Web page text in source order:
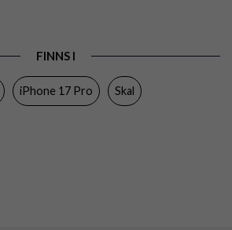
Genomskinlig, Orange
FINNS I
iPhone 17 Pro Skal